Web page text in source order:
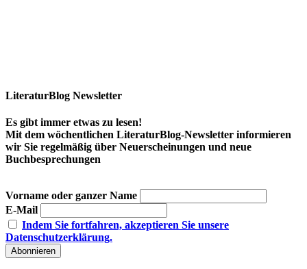
LiteraturBlog Newsletter
Es gibt immer etwas zu lesen!
Mit dem wöchentlichen LiteraturBlog-Newsletter informieren
wir Sie regelmäßig über Neuerscheinungen und neue
Buchbesprechungen
Vorname oder ganzer Name
E-Mail
Indem Sie fortfahren, akzeptieren Sie unsere
Datenschutzerklärung.